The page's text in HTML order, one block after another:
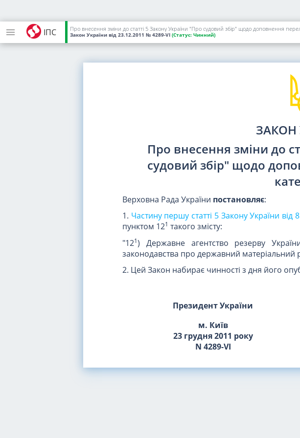
ІПС Про внесення зміни до статті 5 Закону України "Про судовий збір" щодо доповнення
Закон України від 23.12.2011 № 4289-VI (Статус: Чинний)
ЗАКОН
Про внесення зміни до
судовий збір" щодо
Верховна Рада України постановляє:
1. Частину першу статті 5 Закону України
пунктом 121 такого змісту:
"121) Державне агентство резерву
законодавства про державний матеріальний
2. Цей Закон набирає чинності з дня його
Президент України
м. Київ
23 грудня 2011 року
N 4289-VI